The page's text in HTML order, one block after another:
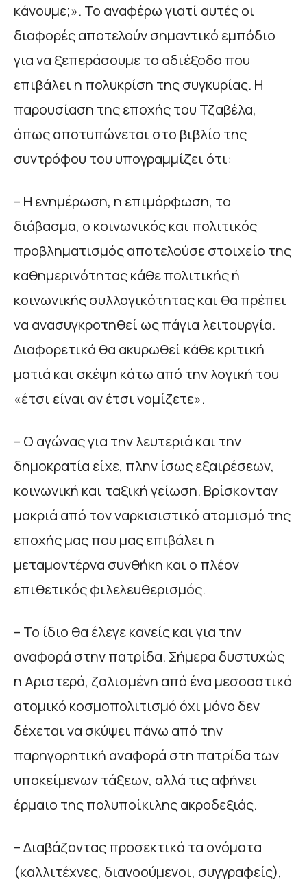
κάνουμε;». Το αναφέρω γιατί αυτές οι
διαφορές αποτελούν σημαντικό εμπόδιο
για να ξεπεράσουμε το αδιέξοδο που
επιβάλει η πολυκρίση της συγκυρίας. Η
παρουσίαση της εποχής του Τζαβέλα,
όπως αποτυπώνεται στο βιβλίο της
συντρόφου του υπογραμμίζει ότι:
– Η ενημέρωση, η επιμόρφωση, το
διάβασμα, o κοινωνικός και πολιτικός
προβληματισμός αποτελούσε στοιχείο της
καθημερινότητας κάθε πολιτικής ή
κοινωνικής συλλογικότητας και θα πρέπει
να ανασυγκροτηθεί ως πάγια λειτουργία.
Διαφορετικά θα ακυρωθεί κάθε κριτική
ματιά και σκέψη κάτω από την λογική του
«έτσι είναι αν έτσι νομίζετε».
– Ο αγώνας για την λευτεριά και την
δημοκρατία είχε, πλην ίσως εξαιρέσεων,
κοινωνική και ταξική γείωση. Βρίσκονταν
μακριά από τον ναρκισιστικό ατομισμό της
εποχής μας που μας επιβάλει η
μεταμοντέρνα συνθήκη και ο πλέον
επιθετικός φιλελευθερισμός.
– Το ίδιο θα έλεγε κανείς και για την
αναφορά στην πατρίδα. Σήμερα δυστυχώς
η Αριστερά, ζαλισμένη από ένα μεσοαστικό
ατομικό κοσμοπολιτισμό όχι μόνο δεν
δέχεται να σκύψει πάνω από την
παρηγορητική αναφορά στη πατρίδα των
υποκείμενων τάξεων, αλλά τις αφήνει
έρμαιο της πολυποίκιλης ακροδεξιάς.
– Διαβάζοντας προσεκτικά τα ονόματα
(καλλιτέχνες, διανοούμενοι, συγγραφείς),